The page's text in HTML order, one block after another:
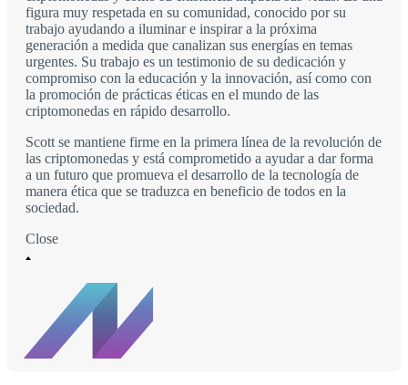
figura muy respetada en su comunidad, conocido por su
trabajo ayudando a iluminar e inspirar a la próxima
generación a medida que canalizan sus energías en temas
urgentes. Su trabajo es un testimonio de su dedicación y
compromiso con la educación y la innovación, así como con
la promoción de prácticas éticas en el mundo de las
criptomonedas en rápido desarrollo.
Scott se mantiene firme en la primera línea de la revolución de
las criptomonedas y está comprometido a ayudar a dar forma
a un futuro que promueva el desarrollo de la tecnología de
manera ética que se traduzca en beneficio de todos en la
sociedad.
Close